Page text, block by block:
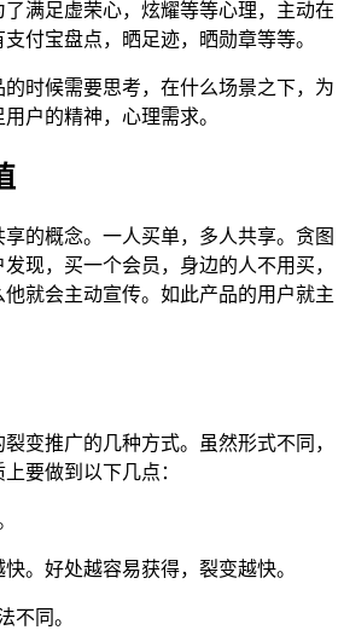
满足虚荣心，炫耀等等心理，主动在
付宝盘点，晒足迹，晒勋章等等。
时候需要思考，在什么场景之下，为
户的精神，心理需求。
的概念。一人买单，多人共享。贪图
现，买一个会员，身边的人不用买，
就会主动宣传。如此产品的用户就主
变推广的几种方式。虽然形式不同，
要做到以下几点：
。好处越容易获得，裂变越快。
不同。